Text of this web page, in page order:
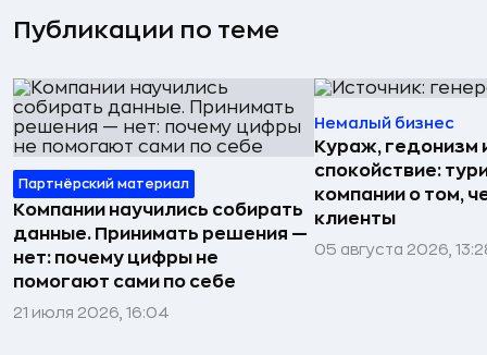
Публикации по теме
Партнёрский материал
Компании научились собирать
данные. Принимать решения —
нет: почему цифры не
помогают сами по себе
21 июля 2026, 16:04
Немалый бизнес
Кураж, гедонизм
спокойствие:
компании о том,
клиенты
05 августа 2026,